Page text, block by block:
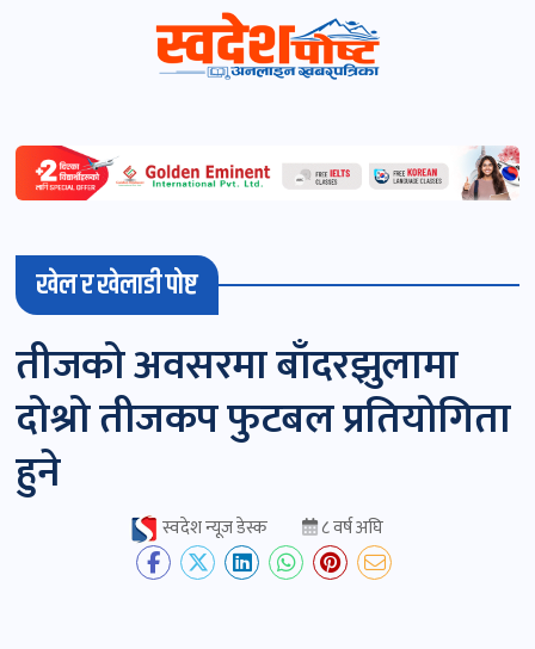
विशेष
माडी
(स्थानीय)
खबर
पोष्ट
चितवन
खबर
खेल र खेलाडी पोष्ट
तीजको अवसरमा बाँदरझुलामा
दोश्रो तीजकप फुटबल प्रतियोगिता
हुने
स्वदेश न्यूज डेस्क ८ वर्ष अघि